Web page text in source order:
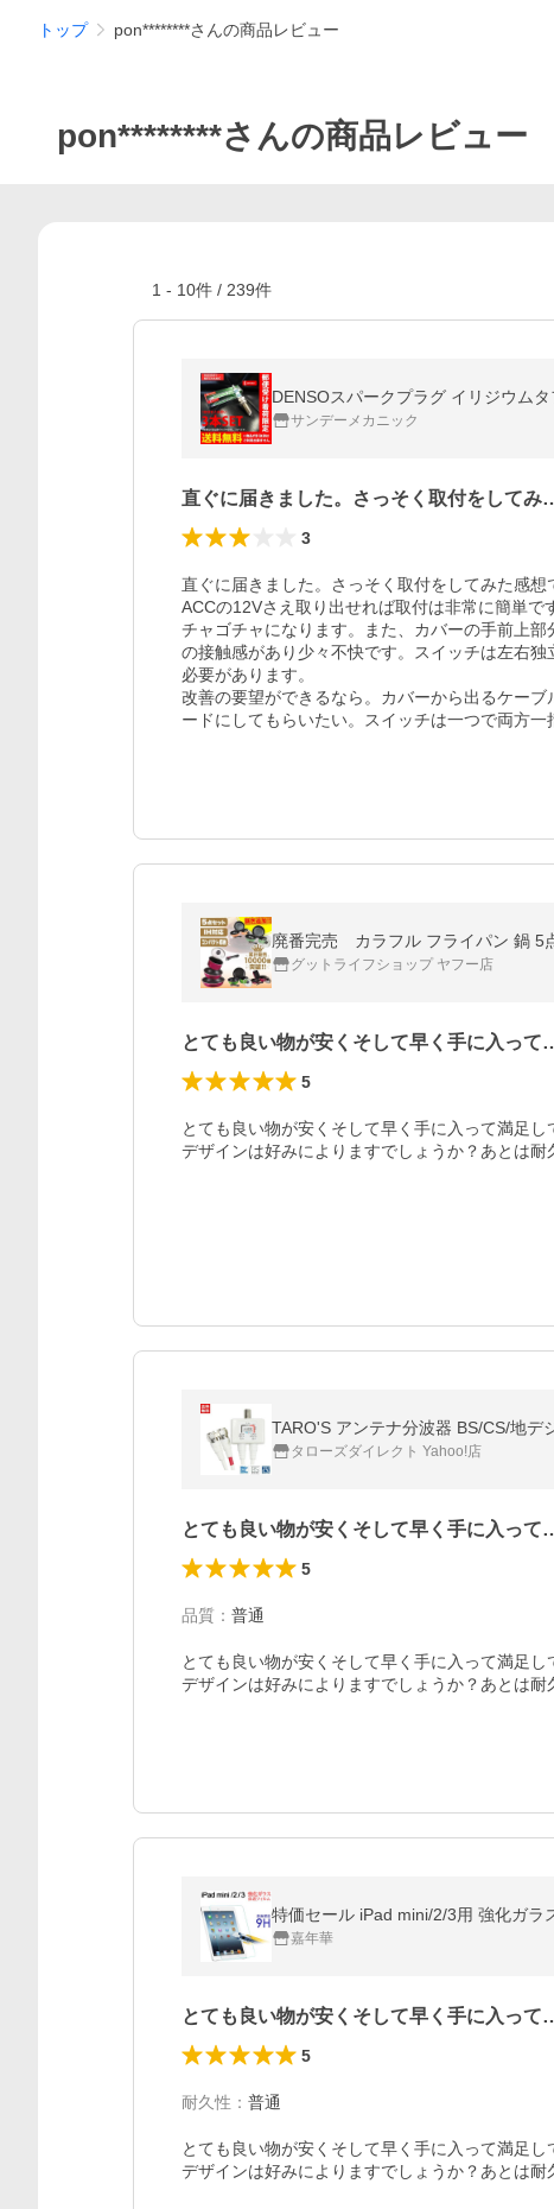
トップ pon********さんの商品レビュー
pon********さんの商品レビュー
1 - 10件 / 239件
DENSOスパークプラグ イリジウム
サンデーメカニック
直ぐに届きました。さっそく取付をしてみ
3
直ぐに届きました。さっそく取付をしてみた感想
ACCの12Vさえ取り出せれば取付は非常に簡単
チャゴチャになります。また、カバーの手前上
の接触感があり少々不快です。スイッチは左右
必要があります。
改善の要望ができるなら。カバーから出るケー
ードにしてもらいたい。スイッチは一つで両方一
廃番完売 カラフル フライパン 鍋 5
グットライフショップ ヤフー店
とても良い物が安くそして早く手に入って
5
とても良い物が安くそして早く手に入って満足
デザインは好みによりますでしょうか？あとは耐
TARO'S アンテナ分波器 BS/CS/地
タローズダイレクト Yahoo!店
とても良い物が安くそして早く手に入って
5
品質 ： 普通
とても良い物が安くそして早く手に入って満足
デザインは好みによりますでしょうか？あとは耐
特価セール iPad mini/2/3用 強化ガラ
嘉年華
とても良い物が安くそして早く手に入って
5
耐久性 ： 普通
とても良い物が安くそして早く手に入って満足
デザインは好みによりますでしょうか？あとは耐